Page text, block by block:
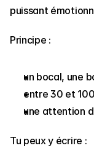
puissant
Principe :
un bocal, une
entre 30 et
une attention
Tu peux y écrire :